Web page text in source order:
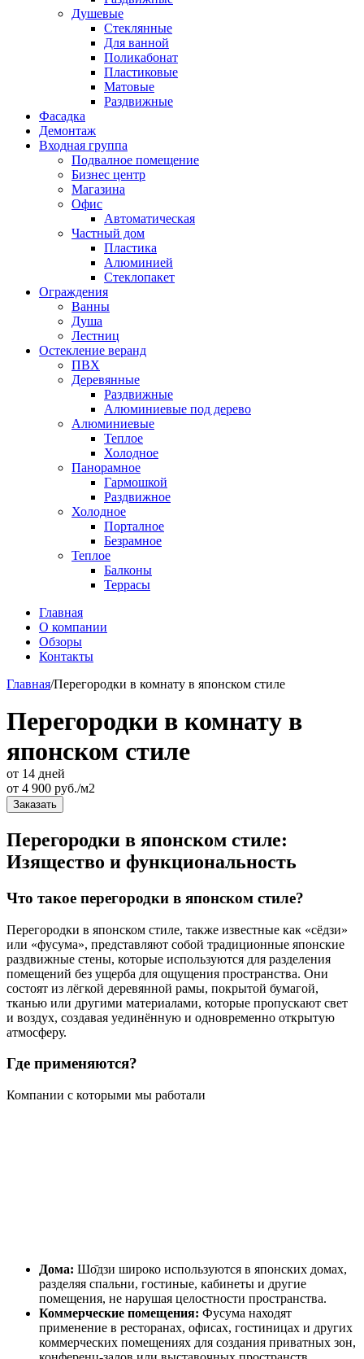
Душевые
Стеклянные
Для ванной
Поликабонат
Пластиковые
Матовые
Раздвижные
Фасадка
Демонтаж
Входная группа
Подвалное помещение
Бизнес центр
Магазина
Офис
Автоматическая
Частный дом
Пластика
Алюминией
Стеклопакет
Ограждения
Ванны
Душа
Лестниц
Остекление веранд
ПВХ
Деревянные
Раздвижные
Алюминиевые под дерево
Алюминиевые
Теплое
Холодное
Панорамное
Гармошкой
Раздвижное
Холодное
Порталное
Безрамное
Теплое
Балконы
Террасы
Главная
О компании
Обзоры
Контакты
Главная/Перегородки в комнату в японском стиле
Перегородки в комнату в
японском стиле
от 14 дней
от 4 900 руб./м2
Заказать
Перегородки в японском стиле:
Изящество и функциональность
Что такое перегородки в японском стиле?
Перегородки в японском стиле, также известные как «сёдзи»
или «фусума», представляют собой традиционные японские
раздвижные стены, которые используются для разделения
помещений без ущерба для ощущения пространства. Они
состоят из лёгкой деревянной рамы, покрытой бумагой,
тканью или другими материалами, которые пропускают свет
и воздух, создавая уединённую и одновременно открытую
атмосферу.
Где применяются?
Компании с которыми мы работали
Дома: Шо̄дзи широко используются в японских домах,
разделяя спальни, гостиные, кабинеты и другие
помещения, не нарушая целостности пространства.
Коммерческие помещения: Фусума находят
применение в ресторанах, офисах, гостиницах и других
коммерческих помещениях для создания приватных зон,